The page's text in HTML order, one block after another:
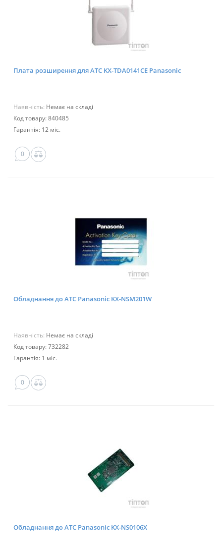
Плата розширення для АТС KX-TDA0141CE Panasonic
Наявність: Немає на складі
Код товару: 840485
Гарантія: 12 міс.
0
Обладнання до АТС Panasonic KX-NSM201W
Наявність: Немає на складі
Код товару: 732282
Гарантія: 1 міс.
0
Обладнання до АТС Panasonic KX-NS0106X